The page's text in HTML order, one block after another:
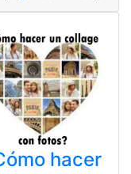
hacer